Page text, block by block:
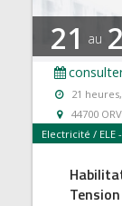
21 au
21
44700
Electricité / ELE